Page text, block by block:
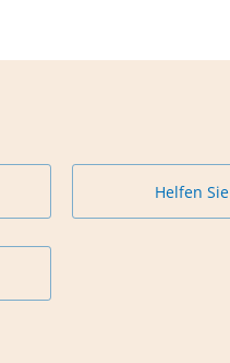
Helfen Sie